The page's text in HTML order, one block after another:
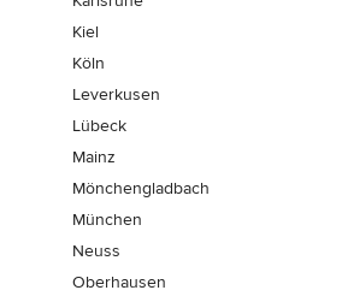
Kiel
Köln
Leverkusen
Lübeck
Mainz
Mönchen­gladbach
München
Neuss
Oberhausen